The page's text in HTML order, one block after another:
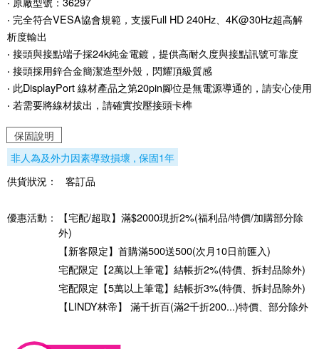
‧ 完全符合VESA協會規範，支援Full HD 240Hz、4K@30Hz超高解
析度輸出
‧ 接頭與接點端子採24k純金電鍍，提供高耐久度與接點訊號可靠度
‧ 接頭採用鋅合金簡潔造型外殼，閃耀頂級質感
‧ 此DisplayPort 線材產品之第20pin腳位是無電源導通的，請安心使用
‧ 若需要將線材拔出，請確實按壓接頭卡榫
保固說明
非人為及外力因素導致損壞 , 保固1年
供貨狀況：
客訂品
優惠活動：
【宅配/超取】滿$2000現折2%(福利品/特價/加購部分除
外)
【新客限定】首購滿500送500(次月10日前匯入)
宅配限定【2萬以上筆電】結帳折2%(特價、拆封品除外)
宅配限定【5萬以上筆電】結帳折3%(特價、拆封品除外)
【LINDY林帝】 滿千折百(滿2千折200...)特價、部分除外